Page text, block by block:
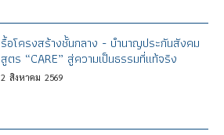
รื้อโครงสร้างชั้นกลาง - บำนาญประกันสังคม
สูตร “CARE” สู่ความเป็นธรรมที่แท้จริง
2 สิงหาคม 2569